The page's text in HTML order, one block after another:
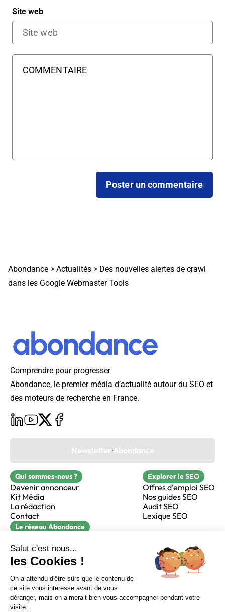
Sur LinkedIn Sur Youtube
Sur X Sur Facebook
Site web
Abondance > Actualités > Des nouvelles alertes de crawl
dans les Google Webmaster Tools
Comprendre pour progresser
Abondance, le premier média d’actualité autour du SEO et
des moteurs de recherche en France.
Newsletter Abondance
Qui sommes-nous ?
Devenir annonceur
Kit Média
La rédaction
Contact
Explorer le SEO
Offres d'emploi SEO
Nos guides SEO
Audit SEO
Lexique SEO
Le réseau Abondance
Réacteur
alfie formation